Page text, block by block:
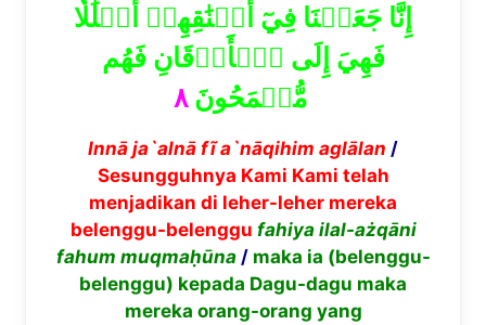
إِنَّا جَعَلۡنَا فِيٓ أَعۡنَٰقِهِمۡ أَغۡلَٰلٗا
فَهِيَ إِلَى ٱلۡأَذۡقَانِ فَهُم
مُّقۡمَحُونَ٨
Innā ja`alnā fĩa`nāqihim aglālan /
Sesungguhnya Kami Kami telah
menjadikan di leher-leher mereka
belenggu-belenggu fahiya ilal-ażqāni
fahum muqmaḥūna/ maka ia (belenggu-
belenggu) kepada Dagu-dagu maka
mereka orang-orang yang